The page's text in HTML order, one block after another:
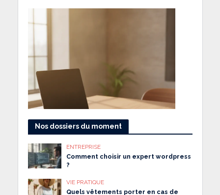
Nos dossiers du moment
ENTREPRISE
Comment choisir un expert wordpress
?
VIE PRATIQUE
Quels vêtements porter en cas de